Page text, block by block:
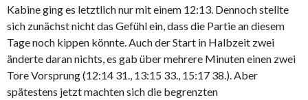
Kabine ging es letztlich nur mit einem 12:13. Dennoch stellte
sich zunächst nicht das Gefühl ein, dass die Partie an diesem
Tage noch kippen könnte. Auch der Start in Halbzeit zwei
änderte daran nichts, es gab über mehrere Minuten einen zwei
Tore Vorsprung (12:14 31., 13:15 33., 15:17 38.). Aber
spätestens jetzt machten sich die begrenzten